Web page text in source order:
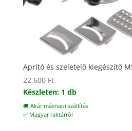
Aprító és szeletelő kiegészítő
22.600 Ft
Készleten: 1 db
🚚 Akár másnapi szállítás
✅ Magyar raktárról